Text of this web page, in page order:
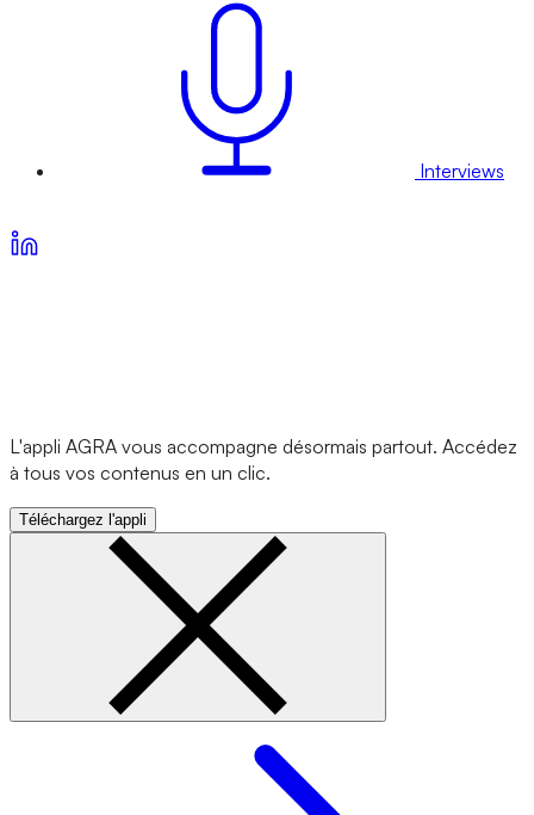
Interviews
L'appli AGRA vous accompagne désormais partout. Accédez
à tous vos contenus en un clic.
Téléchargez l'appli